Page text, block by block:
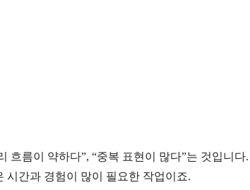
흐름이 약하다”, “중복 표현이 많다”는 것입니다
시간과 경험이 많이 필요한 작업이죠.